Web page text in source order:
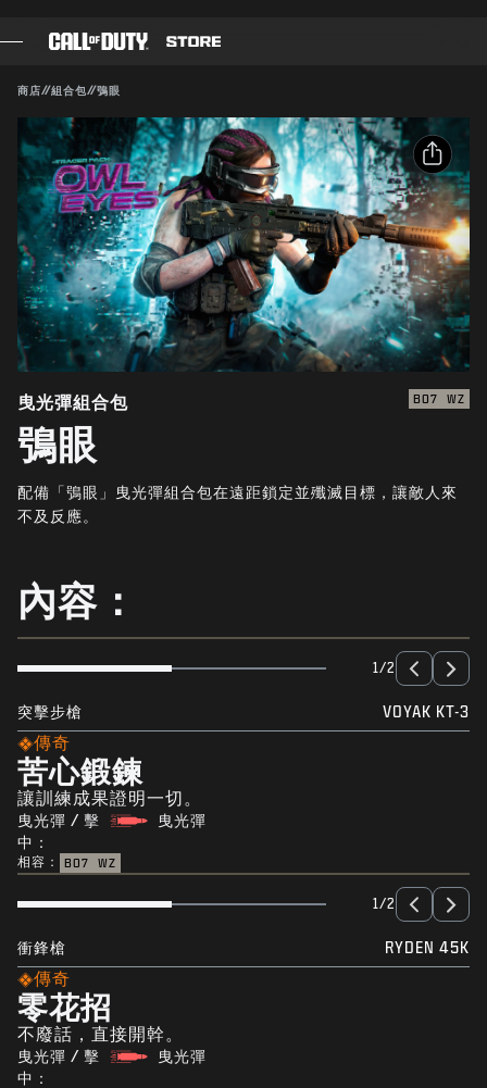
遊戲
戰爭通行證
黑影部隊
COD點數
《決勝時刻》商店
COMBAT BUILDS
遊戲
最新消息
電競
客服支援
登入|註冊
商店//組合包//鴞眼
相容：
確認購買
取消
Activision得隨時更新、替換或移除此遊戲內容。
分享
電子郵件
Facebook
X
複製連結
曳光彈組合包 BO7 WZ
鴞眼
配備「鴞眼」曳光彈組合包在遠距鎖定並殲滅目標，讓敵人來
不及反應。
內容：
1/2
突擊步槍 VOYAK KT-3
傳奇
苦心鍛鍊
讓訓練成果證明一切。
曳光彈 / 擊
中：
曳光彈
相容： BO7 WZ
1/2
衝鋒槍 RYDEN 45K
傳奇
零花招
不廢話，直接開幹。
曳光彈 / 擊
中：
曳光彈